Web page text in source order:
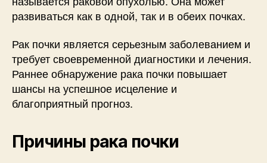
развиваться как в одной, так и в обеих почках.
Рак почки является серьезным заболеванием и
требует своевременной диагностики и лечения.
Раннее обнаружение рака почки повышает
шансы на успешное исцеление и
благоприятный прогноз.
Причины рака почки